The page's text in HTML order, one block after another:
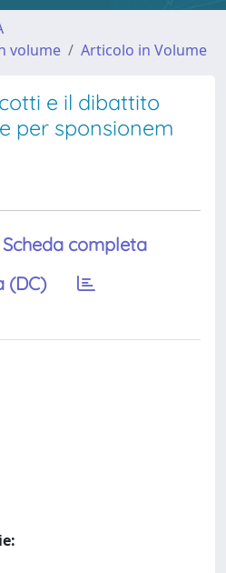
volume
Articolo in Volume
e il dibattito
per sponsionem
Scheda completa
(DC)